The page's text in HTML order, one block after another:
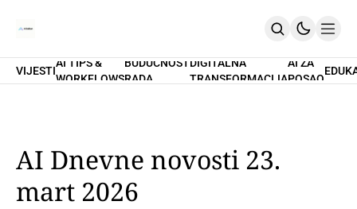
Home
PRETPLATI SE
VIJESTI
AI TIPS &
WORKFLOWS
BUDUĆNOST
RADA
DIGITALNA
TRANSFORMACIJA
AI ZA
POSAO
AI Dnevne novosti 23.
mart 2026